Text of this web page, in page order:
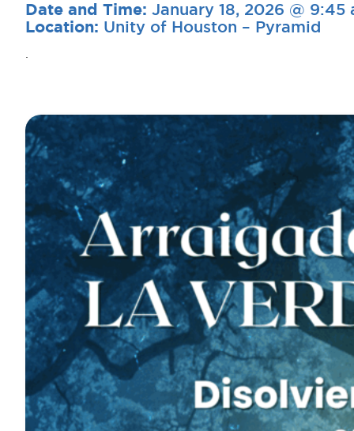
Date and Time: January 18, 2026 @ 9:45
Location: Unity of Houston – Pyramid
.